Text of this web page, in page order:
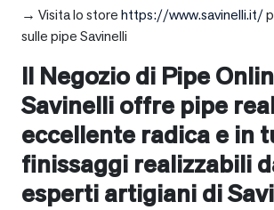
→ Visita lo storehttps://www.savinelli.it/
sulle pipe Savinelli
Il Negozio di Pipe
Savinelli offre pipe
eccellente radica e in
finissaggi realizzabili
esperti artigiani di